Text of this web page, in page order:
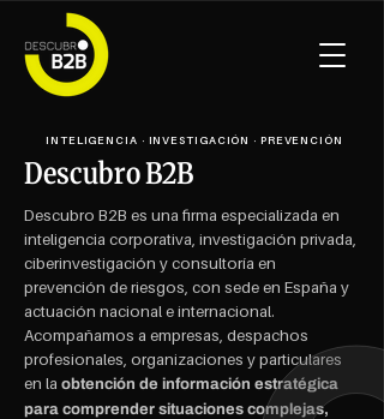
INTELIGENCIA · INVESTIGACIÓN · PREVENCIÓN
Descubro B2B
Descubro B2B es una firma especializada en
inteligencia corporativa, investigación privada,
ciberinvestigación y consultoría en
prevención de riesgos, con sede en España y
actuación nacional e internacional.
Acompañamos a empresas, despachos
profesionales, organizaciones y particulares
en la obtención de información estratégica
para comprender situaciones complejas,